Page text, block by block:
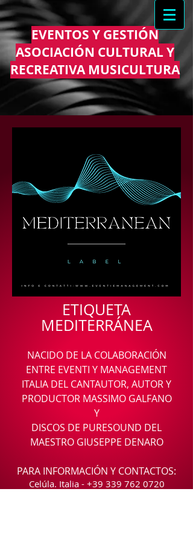
EVENTOS Y GESTIÓN
ASOCIACIÓN CULTURAL Y
RECREATIVA MUSICULTURA
ETIQUETA
MEDITERRÁNEA
NACIDO DE LA COLABORACIÓN
ENTRE EVENTI Y MANAGEMENT
ITALIA DEL CANTAUTOR, AUTOR Y
PRODUCTOR MASSIMO GALFANO
Y
DISCOS DE PURESOUND DEL
MAESTRO GIUSEPPE DENARO
PARA INFORMACIÓN Y CONTACTOS:
Celúla. Italia - +39 339 762 0720